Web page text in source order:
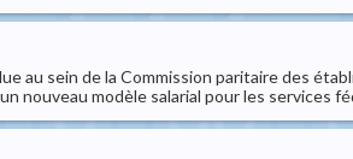
au sein de la Commission paritaire des
modèle salarial pour les services